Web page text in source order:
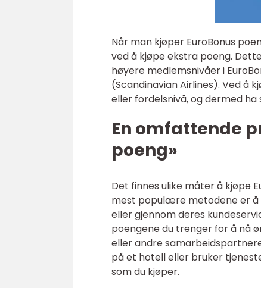
Når man kjøper EuroBonus
ved å kjøpe ekstra poeng.
høyere medlemsnivåer i
(Scandinavian Airlines). Ved å
eller fordelsnivå, og dermed
En omfattende
poeng»
Det finnes ulike måter å kjøpe
mest populære metodene er å
eller gjennom deres
poengene du trenger for å nå
eller andre
på et hotell eller bruker
som du kjøper.